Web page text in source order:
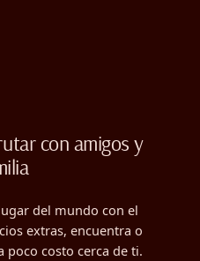
con amigos y
del mundo con el
extras, encuentra o
costo cerca de ti.